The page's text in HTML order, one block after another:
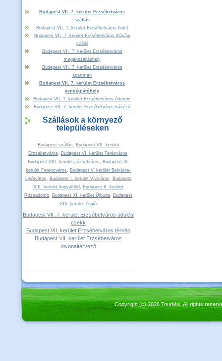
Budapest VII. 7. kerület Erzsébetváros
szállás
Budapest VII. 7. kerület Erzsébetváros hotel
Budapest VII. 7. kerület Erzsébetváros ifjúsági
szálló
Budapest VII. 7. kerület Erzsébetváros
magánszálláshely
Budapest VII. 7. kerület Erzsébetváros
apartman
Budapest VII. 7. kerület Erzsébetváros
vendéglátóhely
Budapest VII. 7. kerület Erzsébetváros étterem
Budapest VII. 7. kerület Erzsébetváros kávézó
Szállások a környező
településeken
Budapest szállás, Budapest VII. kerület
Erzsébetváros, Budapest VI. kerület Terézváros,
Budapest VIII. kerület Józsefváros, Budapest IX.
kerület Ferencváros, Budapest V. kerület Belváros-
Lipótváros, Budapest I. kerület Víziváros, Budapest
XIII. kerület Angyalföld, Budapest II. kerület
Rózsadomb, Budapest XI. kerület Újbuda, Budapest
XIV. kerület Zugló
Budapest VII. 7. kerület Erzsébetváros üdülési
csekk
Budapest VII. kerület Erzsébetváros térkép
Budapest VII. kerület Erzsébetváros
útvonaltervező
Copyright (c) 2026 TourMix. All rights